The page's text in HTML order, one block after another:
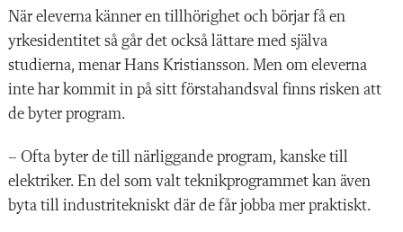
När eleverna känner en tillhörighet och börjar få en
yrkesidentitet så går det också lättare med själva
studierna, menar Hans Kristiansson. Men om eleverna
inte har kommit in på sitt förstahandsval finns risken att
de byter program.
– Ofta byter de till närliggande program, kanske till
elektriker. En del som valt teknikprogrammet kan även
byta till industritekniskt där de får jobba mer praktiskt.